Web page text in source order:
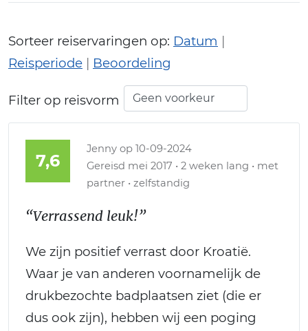
Sorteer reiservaringen op: Datum |
Reisperiode | Beoordeling
Filter op reisvorm
7,6
Jenny op 10-09-2024
Gereisd mei 2017 • 2 weken lang • met
partner • zelfstandig
“Verrassend leuk!”
We zijn positief verrast door Kroatië.
Waar je van anderen voornamelijk de
drukbezochte badplaatsen ziet (die er
dus ook zijn), hebben wij een poging